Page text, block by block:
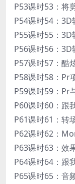
P53课时53：将
P54课时54：
P55课时55：
P56课时56：
P57课时57：酷
P58课时58：Pr
P59课时59：Pr
P60课时60：跟
P61课时61：转
P62课时62：
P63课时63：效
P64课时64：跟
P65课时65：音